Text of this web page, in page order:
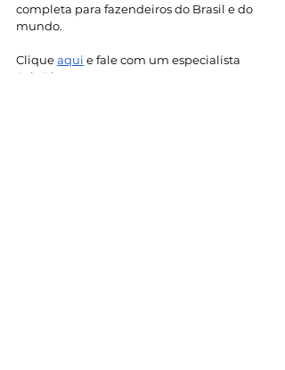
completa para fazendeiros do Brasil e do
mundo.
Clique aqui e fale com um especialista
SoluBio.